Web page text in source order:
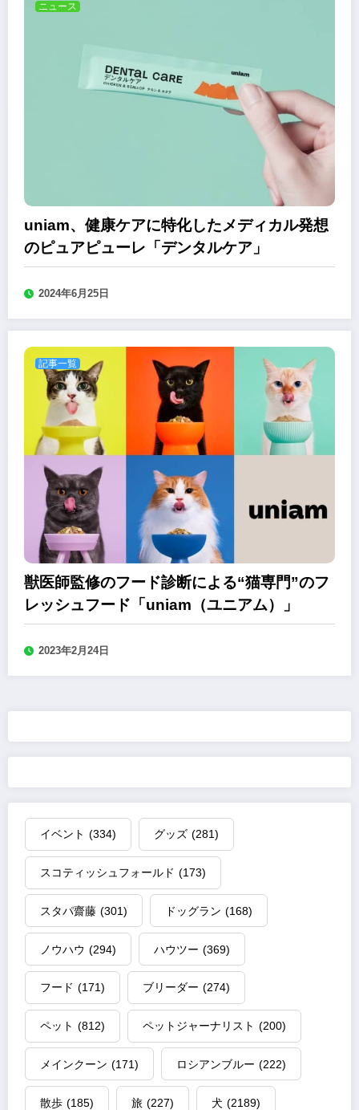
ニュース
uniam、健康ケアに特化したメディカル発想
のピュアピューレ「デンタルケア」
2024年6月25日
記事一覧
獣医師監修のフード診断による“猫専門”のフ
レッシュフード「uniam（ユニアム）」
2023年2月24日
イベント (334) グッズ (281)
スコティッシュフォールド (173)
スタパ齋藤 (301) ドッグラン (168)
ノウハウ (294) ハウツー (369)
フード (171) ブリーダー (274)
ペット (812) ペットジャーナリスト (200)
メインクーン (171) ロシアンブルー (222)
散歩 (185) 旅 (227) 犬 (2189)